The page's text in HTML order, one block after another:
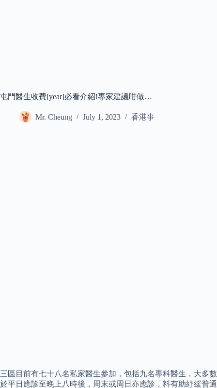
屯門醫生收費[year]必看介紹!專家建議咁做…
Mr. Cheung July 1, 2023 香港事
三區目前有七十八名私家醫生參加，包括九名專科醫生，大多數
於平日應診至晚上八時後，周末或周日亦應診，料有助紓緩普通